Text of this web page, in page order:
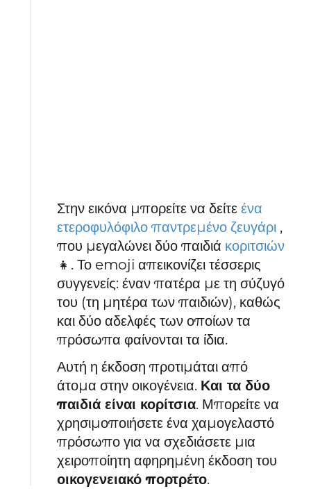
Στην εικόνα μπορείτε να δείτεένα
ετεροφυλόφιλο παντρεμένο ζευγάρι ,
που μεγαλώνει δύο παιδιά κοριτσιών
👧. Το emoji απεικονίζει τέσσερις
συγγενείς: έναν πατέρα με τη σύζυγό
του (τη μητέρα των παιδιών), καθώς
και δύο αδελφές των οποίων τα
πρόσωπα φαίνονται τα ίδια.
Αυτή η έκδοση προτιμάται από
άτομα στην οικογένεια. Και τα δύο
παιδιά είναι κορίτσια. Μπορείτε να
χρησιμοποιήσετε ένα χαμογελαστό
πρόσωπο για να σχεδιάσετε μια
χειροποίητη αφηρημένη έκδοση του
οικογενειακό πορτρέτο.